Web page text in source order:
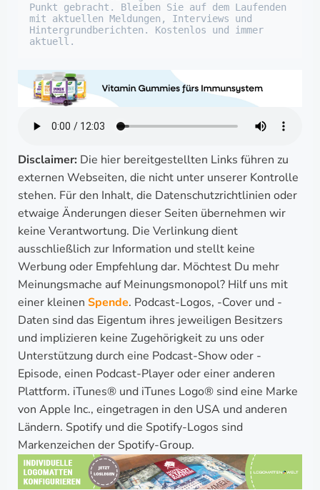
Punkt gebracht. Bleiben Sie auf dem Laufenden
mit aktuellen Meldungen, Interviews und
Hintergrundberichten. Kostenlos und immer
aktuell.
Disclaimer: Die hier bereitgestellten Links führen zu
externen Webseiten, die nicht unter unserer Kontrolle
stehen. Für den Inhalt, die Datenschutzrichtlinien oder
etwaige Änderungen dieser Seiten übernehmen wir
keine Verantwortung. Die Verlinkung dient
ausschließlich zur Information und stellt keine
Werbung oder Empfehlung dar. Möchtest Du mehr
Meinungsmache auf Meinungsmonopol? Hilf uns mit
einer kleinen Spende. Podcast-Logos, -Cover und -
Daten sind das Eigentum ihres jeweiligen Besitzers
und implizieren keine Zugehörigkeit zu uns oder
Unterstützung durch eine Podcast-Show oder -
Episode, einen Podcast-Player oder einer anderen
Plattform. iTunes® und iTunes Logo® sind eine Marke
von Apple Inc., eingetragen in den USA und anderen
Ländern. Spotify und die Spotify-Logos sind
Markenzeichen der Spotify-Group.